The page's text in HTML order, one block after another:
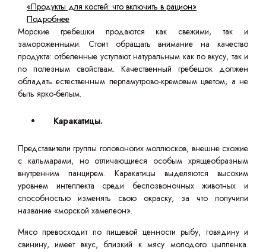
«Продукты для костей: что включить в рацион»
Подробнее
Морские гребешки продаются как свежими, так и
замороженными. Стоит обращать внимание на качество
продукта: отбеленные уступают натуральным как по вкусу, так и
по полезным свойствам. Качественный гребешок должен
обладать естественным перламутрово-кремовым цветом, а не
быть ярко-белым.
Каракатицы.
Представители группы головоногих моллюсков, внешне схожие
с кальмарами, но отличающиеся особым хрящеобразным
внутренним панцирем. Каракатицы выделяются высоким
уровнем интеллекта среди беспозвоночных животных и
способностью изменять свою окраску, за что получили
название «морской хамелеон».
Мясо превосходит по пищевой ценности рыбу, говядину и
свинину, имеет вкус, близкий к мясу молодого цыпленка.